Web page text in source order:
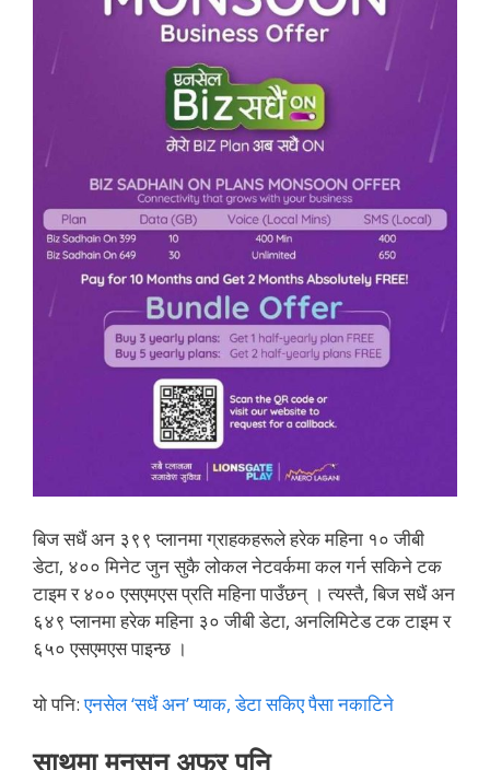
बिज सधैं अन ३९९ प्लानमा ग्राहकहरूले हरेक महिना १० जीबी
डेटा, ४०० मिनेट जुन सुकै लोकल नेटवर्कमा कल गर्न सकिने टक
टाइम र ४०० एसएमएस प्रति महिना पाउँछन् । त्यस्तै, बिज सधैं अन
६४९ प्लानमा हरेक महिना ३० जीबी डेटा, अनलिमिटेड टक टाइम र
६५० एसएमएस पाइन्छ ।
यो पनि:एनसेल ‘सधैं अन’ प्याक, डेटा सकिए पैसा नकाटिने
साथमा मनसुन अफर पनि